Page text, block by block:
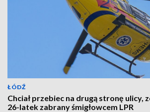
ŁÓDŹ
Chciał przebiec na drugą stronę ulicy,
26-latek zabrany śmigłowcem LPR